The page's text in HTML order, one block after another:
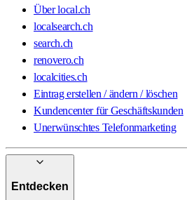
Über local.ch
localsearch.ch
search.ch
renovero.ch
localcities.ch
Eintrag erstellen / ändern / löschen
Kundencenter für Geschäftskunden
Unerwünschtes Telefonmarketing
Entdecken